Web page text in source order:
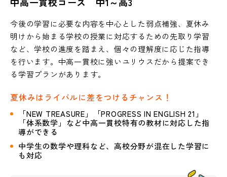
今後の学習に必要な内容を中心とした弱点補強、夏休み
明けから始まる学校の授業に対応するための先取り学習
など、学校の進度を踏まえ、個々の理解度に応じた指導
を行います。中高一貫校に強いユリウスだから提案でき
る学習プランがあります。
夏休みはライバルに差をつけるチャンス！
「NEW TREASURE」「PROGRESS IN ENGLISH 21」
「体系数学」など中高一貫校特有の教材に対応した指
導ができる
中学生の数学や理科など、高校分野が混在した学習に
も対応